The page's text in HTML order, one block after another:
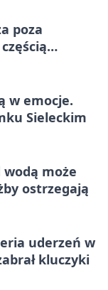
poza
w emocje.
Sieleckim
może
ostrzegają
uderzeń w
kluczyki